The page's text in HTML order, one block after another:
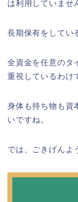
は利用していませ
長期保有をしてい
全資金を任意のタ
重視しているわけ
身体も持ち物も資
いですね。
では、ごきげんよ